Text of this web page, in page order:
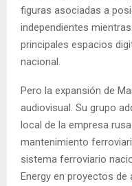
figuras asociadas a
independientes
principales espacios
nacional.
Pero la expansión de
audiovisual. Su grupo
local de la empresa
mantenimiento
sistema ferroviario
Energy en proyectos